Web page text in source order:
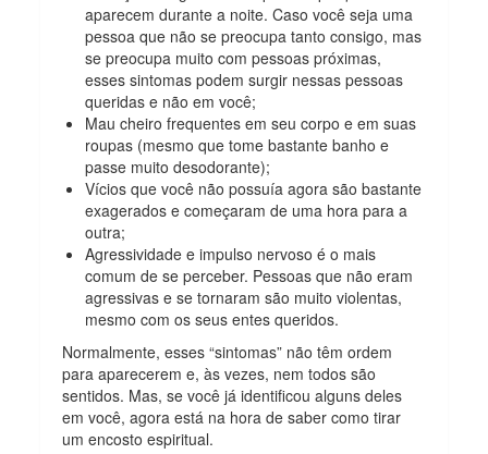
aparecem durante a noite. Caso você seja uma
pessoa que não se preocupa tanto consigo, mas
se preocupa muito com pessoas próximas,
esses sintomas podem surgir nessas pessoas
queridas e não em você;
Mau cheiro frequentes em seu corpo e em suas
roupas (mesmo que tome bastante banho e
passe muito desodorante);
Víciosque você não possuía agora são bastante
exagerados e começaram de uma hora para a
outra;
Agressividade e impulso nervoso é o mais
comum de se perceber. Pessoas que não eram
agressivas e se tornaram são muito violentas,
mesmo com os seus entes queridos.
Normalmente, esses “sintomas” não têm ordem
para aparecerem e, às vezes, nem todos são
sentidos. Mas, se você já identificou alguns deles
em você, agora está na hora de saber como tirar
um encosto espiritual.